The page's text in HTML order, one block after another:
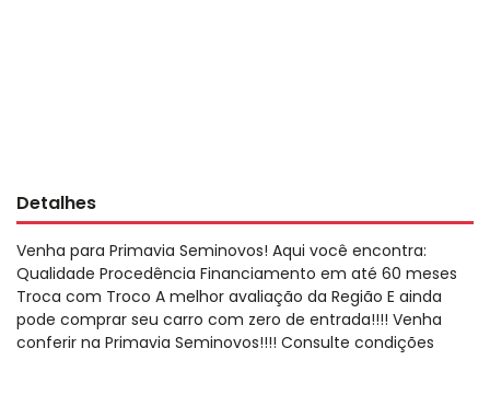
Detalhes
Venha para Primavia Seminovos! Aqui você encontra:
Qualidade Procedência Financiamento em até 60 meses
Troca com Troco A melhor avaliação da Região E ainda
pode comprar seu carro com zero de entrada!!!! Venha
conferir na Primavia Seminovos!!!! Consulte condições